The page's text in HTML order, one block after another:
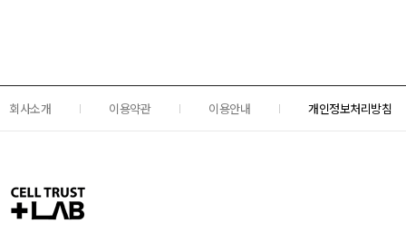
회사소개 이용약관 이용안내 개인정보처리방침